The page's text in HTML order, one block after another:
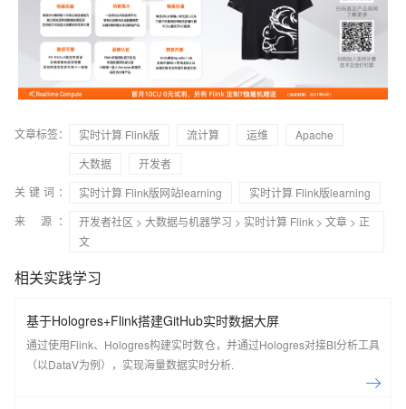
文章标签： 实时计算 Flink版 流计算 运维
Apache
大数据
开发者
关键词：
实时计算 Flink版网站learning
实时计算 Flink版learning
来 源：
开发者社区 > 大数据与机器学习 > 实时计算 Flink > 文章 > 正
文
相关实践学习
基于Hologres+Flink搭建GitHub实时数据大屏
通过使用Flink、Hologres构建实时数仓，并通过Hologres对接BI分析工具
（以DataV为例），实现海量数据实时分析.